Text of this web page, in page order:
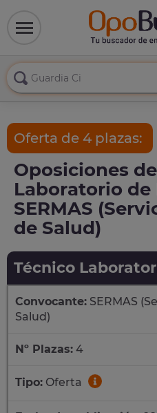
Oferta de 4 plazas:
Oposiciones
Laboratorio
SERMAS
de Salud)
Técnico
Convocante: SERMAS
Salud)
Nº Plazas: 4
Tipo: Oferta